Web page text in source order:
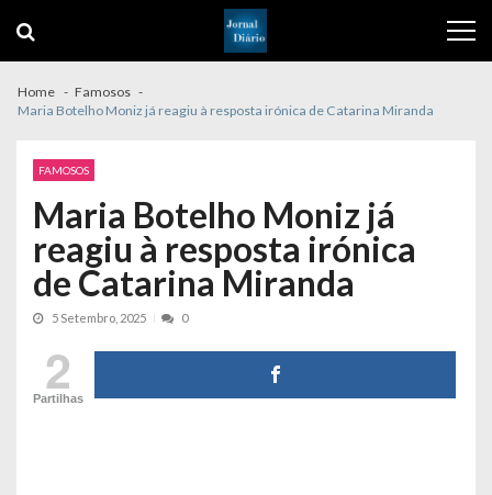
navigation
content
Home
Famosos
Maria Botelho Moniz já reagiu à resposta irónica de Catarina Miranda
FAMOSOS
Maria Botelho Moniz já
reagiu à resposta irónica
de Catarina Miranda
5 Setembro, 2025 0
2
Partilhas